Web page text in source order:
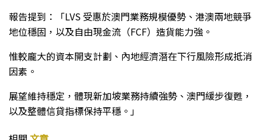
報告提到：「LVS 受惠於澳門業務規模優勢、港澳兩地競爭
地位穩固，以及自由現金流（FCF）造貨能力強。
惟較龐大的資本開支計劃、內地經濟潛在下行風險形成抵消
因素。
展望維持穩定，體現新加坡業務持續強勢、澳門緩步復甦，
以及整體信貸指標保持平穩。」